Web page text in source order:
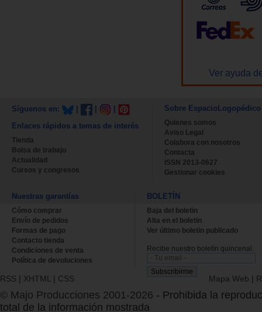
Ver ayuda
Síguenos en:
Enlaces rápidos a temas de interés
Tienda
Bolsa de trabajo
Actualidad
Cursos y congresos
Sobre EspacioLogopédico
Quienes somos
Aviso Legal
Colabora con nosotros
Contacta
ISSN 2013-0627
Gestionar cookies
Nuestras garantías
Cómo comprar
Envío de pedidos
Formas de pago
Contacto tienda
Condiciones de venta
Política de devoluciones
BOLETÍN
Baja del boletin
Alta en el boletin
Ver último boletin publicado
Recibe nuestro boletín quincenal.
RSS | XHTML | CSS Mapa Web |
© Majo Producciones 2001-2026 - Prohibida la
total de la información mostrada